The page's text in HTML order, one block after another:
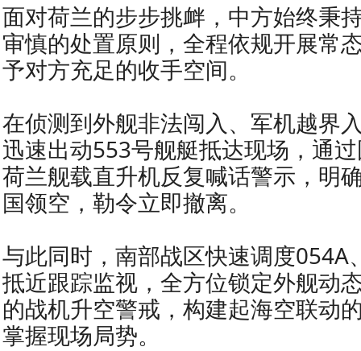
面对荷兰的步步挑衅，中方始终秉
审慎的处置原则，全程依规开展常
予对方充足的收手空间。
在侦测到外舰非法闯入、军机越界
迅速出动553号舰艇抵达现场，通
荷兰舰载直升机反复喊话警示，明
国领空，勒令立即撤离。
与此同时，南部战区快速调度054A
抵近跟踪监视，全方位锁定外舰动
的战机升空警戒，构建起海空联动
掌握现场局势。